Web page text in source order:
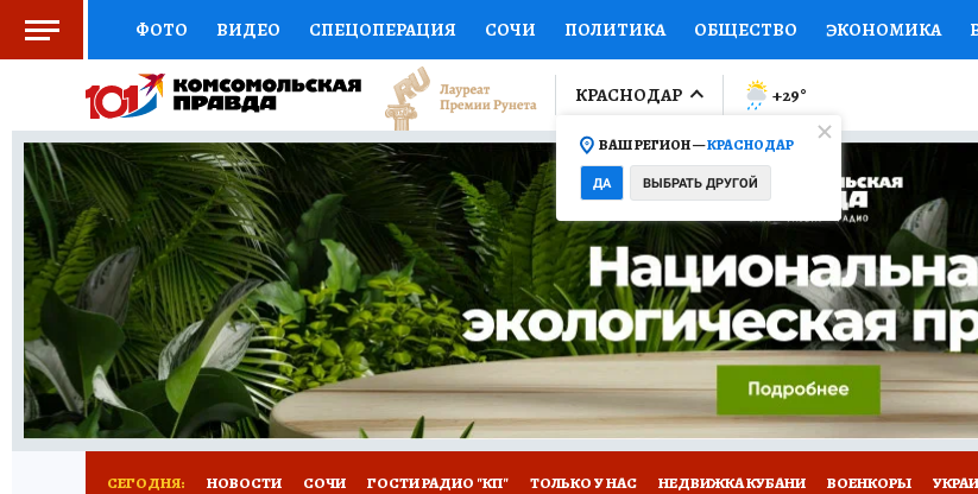
ФОТО ВИДЕО СПЕЦОПЕРАЦИЯ СОЧИ ПОЛИТИКА ОБЩЕСТВО ЭКОНОМИКА
СОЦПОДДЕРЖКА НАУКА СПОРТ КОЛУМНИСТЫ ПРОИСШЕСТВИЯ
ВЫБОР ЭКСПЕРТОВ ДОКТОР ФИНАНСЫ ОТКРЫВАЕМ МИР Я ЗНАЮ СЕМЬЯ
КНИЖНАЯ ПОЛКА ПРОГНОЗЫ НА СПОРТ ПРОМОКОДЫ СЕРИАЛЫ СПЕЦПРОЕКТЫ
ПРЕСС-ЦЕНТР НЕДВИЖИМОСТЬ ТЕЛЕВИЗОР КОЛЛЕКЦИИ КОНКУРСЫ РАБОТА У
ВСЕ О КП РАДИО КП ТЕСТЫ НОВОЕ НА САЙТЕ
КРАСНОДАР
ВАШ РЕГИОН —КРАСНОДАР
ДА ВЫБРАТЬ ДРУГОЙ
+29°
СЕГОДНЯ: НОВОСТИ СОЧИ ГОСТИ РАДИО "КП" ТОЛЬКО У НАС НЕДВИЖКА КУБАНИ ВОЕНКОРЫ